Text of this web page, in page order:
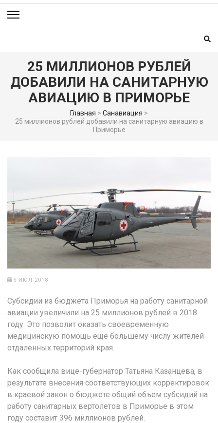
25 МИЛЛИОНОВ РУБЛЕЙ
ДОБАВИЛИ НА САНИТАРНУЮ
АВИАЦИЮ В ПРИМОРЬЕ
Главная > Санавиация >
25 миллионов рублей добавили на санитарную авиацию в
Приморье
5 ИЮЛ 2018
Субсидии из бюджета Приморья на работу санитарной
авиации увеличили на 25 миллионов рублей в 2018
году. Это позволит оказать своевременную
медицинскую помощь еще большему числу жителей
отдаленных территорий края.
Как сообщила вице-губернатор Татьяна Казанцева, в
результате внесения соответствующих корректировок
в краевой закон о бюджете общий объем субсидий на
работу санитарных вертолетов в Приморье в этом
году составит 396 миллионов рублей.